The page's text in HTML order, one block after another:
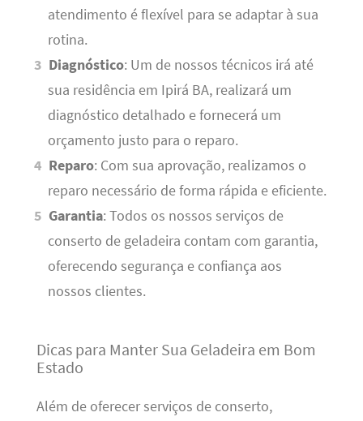
atendimento é flexível para se adaptar à sua
rotina.
Diagnóstico: Um de nossos técnicos irá até
sua residência em Ipirá BA, realizará um
diagnóstico detalhado e fornecerá um
orçamento justo para o reparo.
Reparo: Com sua aprovação, realizamos o
reparo necessário de forma rápida e eficiente.
Garantia: Todos os nossos serviços de
conserto de geladeira contam com garantia,
oferecendo segurança e confiança aos
nossos clientes.
Dicas para Manter Sua Geladeira em Bom
Estado
Além de oferecer serviços de conserto,